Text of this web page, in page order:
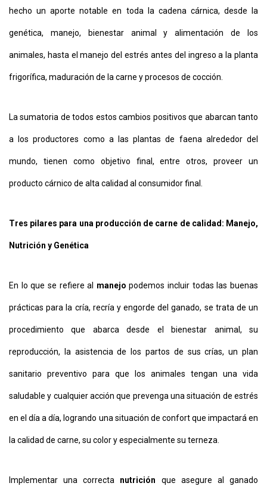
SOMOS
hecho un aporte notable en toda la cadena cárnica, desde la
genética, manejo, bienestar animal y alimentación de los
animales, hasta el manejo del estrés antes del ingreso a la planta
frigorífica, maduración de la carne y procesos de cocción.
La sumatoria de todos estos cambios positivos que abarcan tanto
a los productores como a las plantas de faena alrededor del
mundo, tienen como objetivo final, entre otros, proveer un
producto cárnico de alta calidad al consumidor final.
Tres pilares para una producción de carne de calidad: Manejo,
Nutrición y Genética
En lo que se refiere al manejo podemos incluir todas las buenas
prácticas para la cría, recría y engorde del ganado, se trata de un
procedimiento que abarca desde el bienestar animal, su
reproducción, la asistencia de los partos de sus crías, un plan
sanitario preventivo para que los animales tengan una vida
saludable y cualquier acción que prevenga una situación de estrés
en el día a día, logrando una situación de confort que impactará en
la calidad de carne, su color y especialmente su terneza.
Implementar una correcta nutrición que asegure al ganado